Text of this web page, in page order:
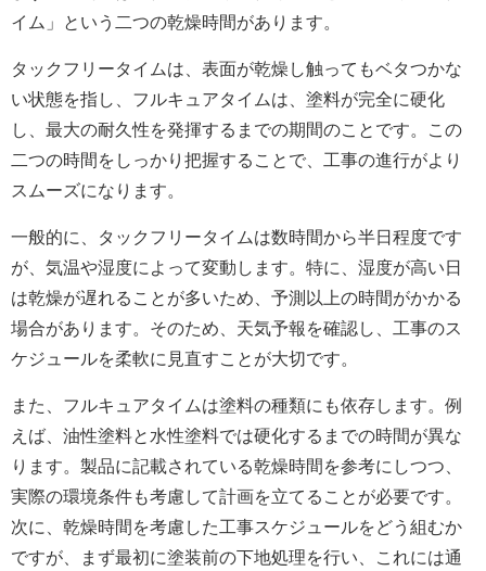
イム」という二つの乾燥時間があります。
タックフリータイムは、表面が乾燥し触ってもベタつかな
い状態を指し、フルキュアタイムは、塗料が完全に硬化
し、最大の耐久性を発揮するまでの期間のことです。この
二つの時間をしっかり把握することで、工事の進行がより
スムーズになります。
一般的に、タックフリータイムは数時間から半日程度です
が、気温や湿度によって変動します。特に、湿度が高い日
は乾燥が遅れることが多いため、予測以上の時間がかかる
場合があります。そのため、天気予報を確認し、工事のス
ケジュールを柔軟に見直すことが大切です。
また、フルキュアタイムは塗料の種類にも依存します。例
えば、油性塗料と水性塗料では硬化するまでの時間が異な
ります。製品に記載されている乾燥時間を参考にしつつ、
実際の環境条件も考慮して計画を立てることが必要です。
次に、乾燥時間を考慮した工事スケジュールをどう組むか
ですが、まず最初に塗装前の下地処理を行い、これには通